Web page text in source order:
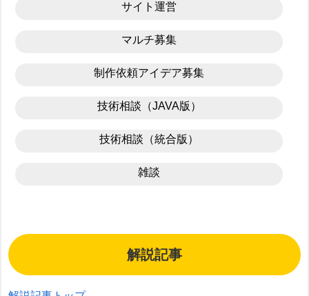
サイト運営
マルチ募集
制作依頼アイデア募集
技術相談（JAVA版）
技術相談（統合版）
雑談
解説記事